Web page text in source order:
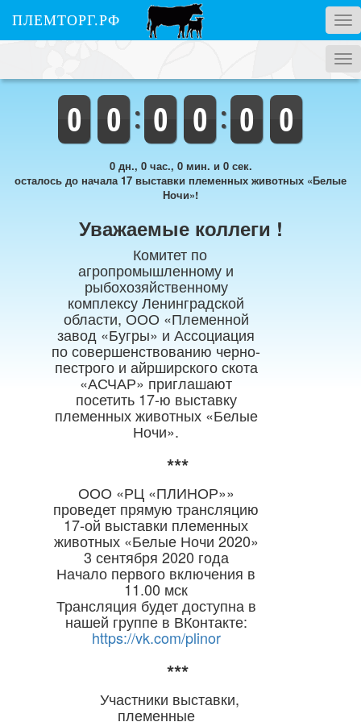
ПЛЕМТОРГ.РФ
0 0 0 0 0 0
0 дн., 0 час., 0 мин. и 0 сек.
осталось до начала 17 выставки племенных животных «Белые
Ночи»!
Уважаемые коллеги !
Комитет по
агропромышленному и
рыбохозяйственному
комплексу Ленинградской
области, ООО «Племенной
завод «Бугры» и Ассоциация
по совершенствованию черно-
пестрого и айрширского скота
«АСЧАР» приглашают
посетить 17-ю выставку
племенных животных «Белые
Ночи».
***
ООО «РЦ «ПЛИНОР»»
проведет прямую трансляцию
17-ой выставки племенных
животных «Белые Ночи 2020»
3 сентября 2020 года
Начало первого включения в
11.00 мск
Трансляция будет доступна в
нашей группе в ВКонтакте:
https://vk.com/plinor
***
Участники выставки,
племенные